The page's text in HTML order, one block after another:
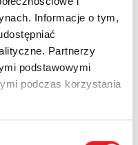
Informacje o tym,
Partnerzy
podstawowymi
podczas korzystania